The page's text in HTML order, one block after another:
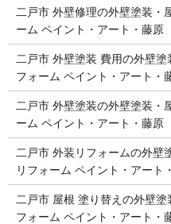
二戸市 外壁修理の外壁塗装・
ーム ペイント・アート・藤原
二戸市 外壁塗装 費用の外壁
フォーム ペイント・アート・
二戸市 外壁塗装の外壁塗装・
ーム ペイント・アート・藤原
二戸市 外装リフォームの外壁
リフォーム ペイント・アート
二戸市 屋根 塗り替えの外壁
フォーム ペイント・アート・